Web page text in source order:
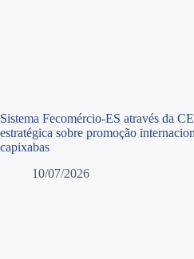
Sistema Fecomércio-ES através da
estratégica sobre promoção
capixabas
10/07/2026